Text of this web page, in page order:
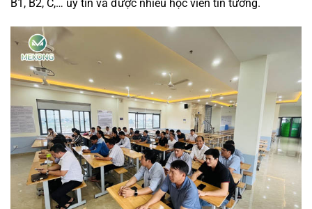
B1, B2, C,… uy tín và được nhiều học viên tin tưởng.